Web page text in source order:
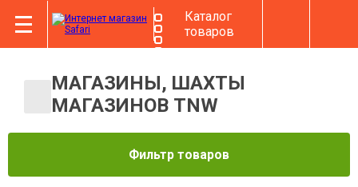
Каталог
товаров
МАГАЗИНЫ, ШАХТЫ
МАГАЗИНОВ TNW
Фильтр товаров